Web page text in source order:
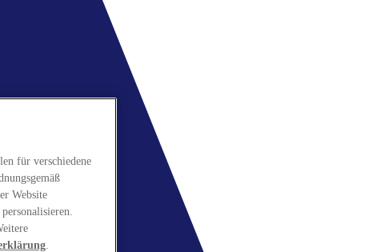
für verschiedene
Website
.